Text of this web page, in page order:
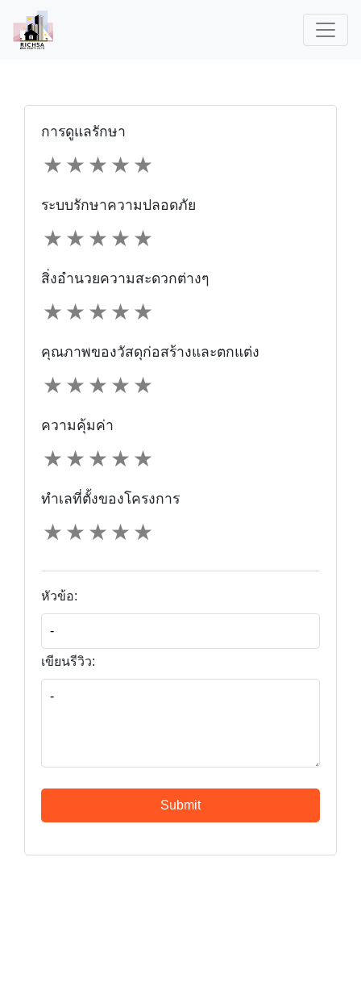
การดูแลรักษา
★
★
★
★
★
ระบบรักษาความปลอดภัย
★
★
★
★
★
สิ่งอำนวยความสะดวกต่างๆ
★
★
★
★
★
คุณภาพของวัสดุก่อสร้างและตกแต่ง
★
★
★
★
★
ความคุ้มค่า
★
★
★
★
★
ทำเลที่ตั้งของโครงการ
★
★
★
★
★
หัวข้อ:
เขียนรีวิว: